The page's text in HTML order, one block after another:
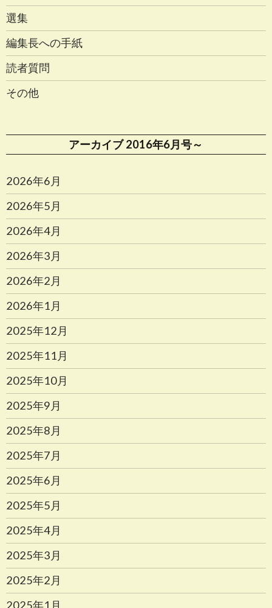
選集
編集長への手紙
読者質問
その他
アーカイブ 2016年6月号～
2026年6月
2026年5月
2026年4月
2026年3月
2026年2月
2026年1月
2025年12月
2025年11月
2025年10月
2025年9月
2025年8月
2025年7月
2025年6月
2025年5月
2025年4月
2025年3月
2025年2月
2025年1月